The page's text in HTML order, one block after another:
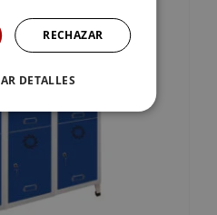
RECHAZAR
DETALLES